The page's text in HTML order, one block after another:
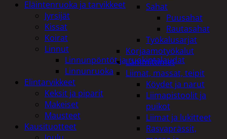
Sahat
Puusahat
Rautasahat
Työkalusarjat
Korjaamotyökalut
Lämmittimet
Liimat, massat, teipit
Köydet ja narut
Liimapistoolit ja
puikot
Liimat ja lukitteet
Rasvaprässit,
Eläintenruoka ja tarvikkeet
Jyrsijät
Kissat
Koirat
Linnut
Linnunpöntöt ja ruokintalaudat
Linnunruoka
Elintarvikkeet
Keksit ja piparit
Makeiset
Mausteet
Kausituotteet